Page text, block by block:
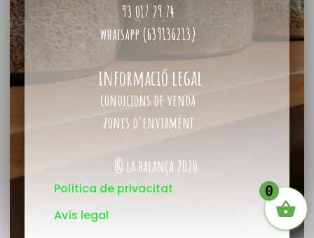
93 017 29 74
whatsapp (639136213)
informació legal
condicions de venda
zones d’enviament
® la balança 2020
Política de privacitat
Avís legal
0